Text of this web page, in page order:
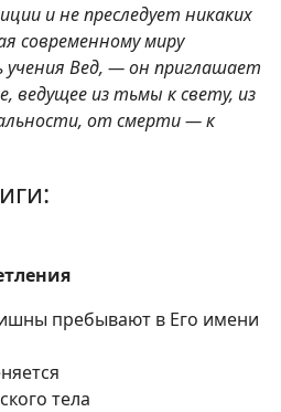
и не преследует никаких
современному миру
учения Вед, — он приглашает
ведущее из тьмы к свету, из
от смерти — к
пребывают в Его имени
тела